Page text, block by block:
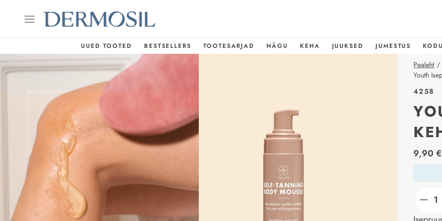
UUED TOOTED BESTSELLERS TOOTESARJAD NÄGU KEHA JUUKSED JUMESTUS KODU
Pealeht /
Youth
4258
9,90 €